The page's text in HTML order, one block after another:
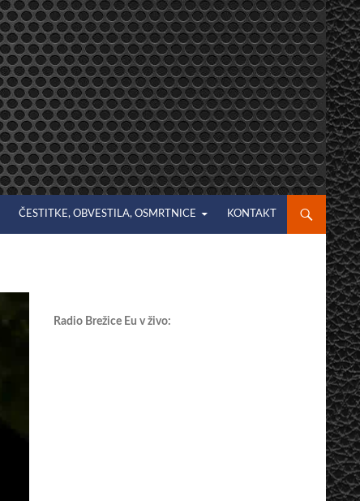
ČESTITKE, OBVESTILA, OSMRTNICE KONTAKT
Radio Brežice Eu v živo: